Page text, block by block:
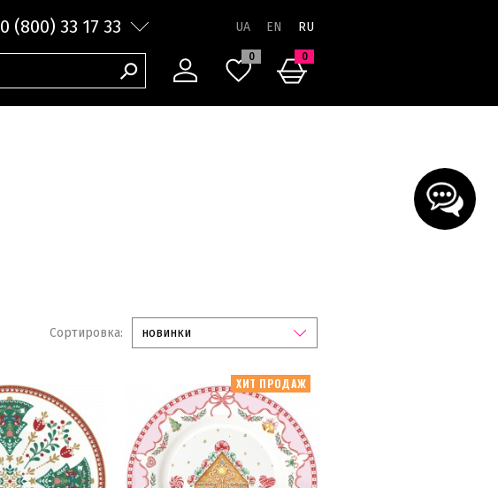
0 (800) 33 17 33 RU
0 0
Сортировка: новинки
ХИТ ПРОДАЖ